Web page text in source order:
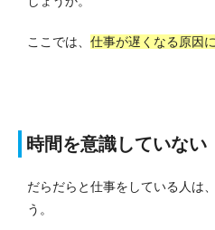
ここでは、 仕事が遅くなる原因
時間を意識していない
だらだらと仕事をしている人は
う。